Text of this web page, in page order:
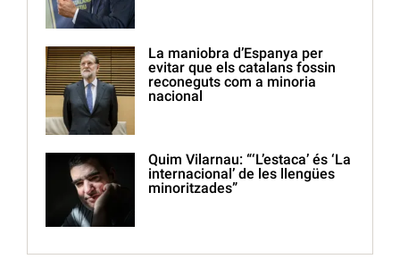
La maniobra d’Espanya per
evitar que els catalans fossin
reconeguts com a minoria
nacional
Quim Vilarnau: “‘L’estaca’ és ‘La
internacional’ de les llengües
minoritzades”